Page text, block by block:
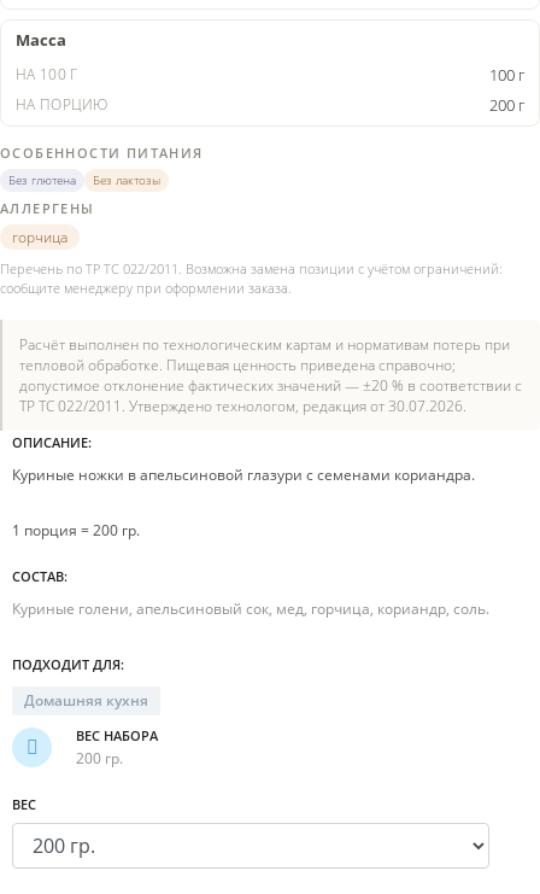
Масса
100 г
200 г
ОСОБЕННОСТИ ПИТАНИЯ
Без глютена Без лактозы
АЛЛЕРГЕНЫ
горчица
Перечень по ТР ТС 022/2011. Возможна замена позиции с учётом ограничений:
сообщите менеджеру при оформлении заказа.
Расчёт выполнен по технологическим картам и нормативам потерь при
тепловой обработке. Пищевая ценность приведена справочно;
допустимое отклонение фактических значений — ±20 % в соответствии с
ТР ТС 022/2011. Утверждено технологом, редакция от 30.07.2026.
ОПИСАНИЕ:
Куриные ножки в апельсиновой глазури с семенами кориандра.
1 порция = 200 гр.
СОСТАВ:
Куриные голени, апельсиновый сок, мед, горчица, кориандр, соль.
ПОДХОДИТ ДЛЯ:
Домашняя кухня
ВЕС НАБОРА
200 гр.
ВЕС